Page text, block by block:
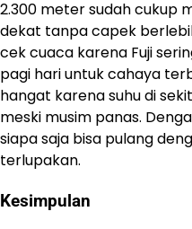
2.300 meter sudah cukup
dekat tanpa capek
cek cuaca karena Fuji
pagi hari untuk cahaya
hangat karena suhu di
meski musim panas.
siapa saja bisa pulang
terlupakan.
Kesimpulan